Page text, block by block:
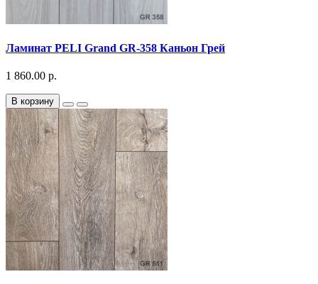
Ламинат PELI Grand GR-358 Каньон Грей
1 860.00 р.
В корзину